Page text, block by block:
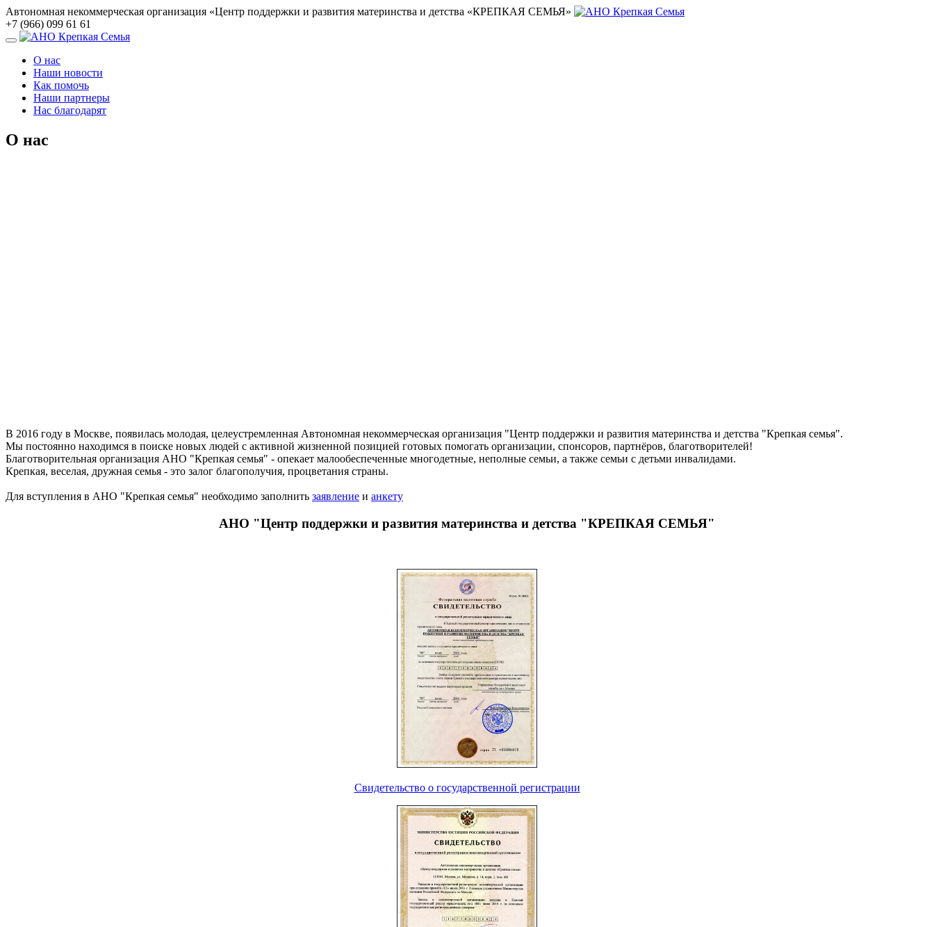
Автономная некоммерческая организация «Центр поддержки и развития материнства и детства «КРЕПКАЯ СЕМЬЯ»
+7 (966) 099 61 61
О нас
Наши новости
Как помочь
Наши партнеры
Нас благодарят
О нас
В 2016 году в Москве, появилась молодая, целеустремленная Автономная некоммерческая организация "Центр поддержки и развития материнства и детства "Крепкая семья".
Мы постоянно находимся в поиске новых людей с активной жизненной позицией готовых помогать организации, спонсоров, партнёров, благотворителей!
Благотворительная организация АНО "Крепкая семья" - опекает малообеспеченные многодетные, неполные семьи, а также семьи с детьми инвалидами.
Крепкая, веселая, дружная семья - это залог благополучия, процветания страны.
Для вступления в АНО "Крепкая семья" необходимо заполнить заявление и анкету
АНО "Центр поддержки и развития материнства и детства "КРЕПКАЯ СЕМЬЯ"
Свидетельство о государственной регистрации